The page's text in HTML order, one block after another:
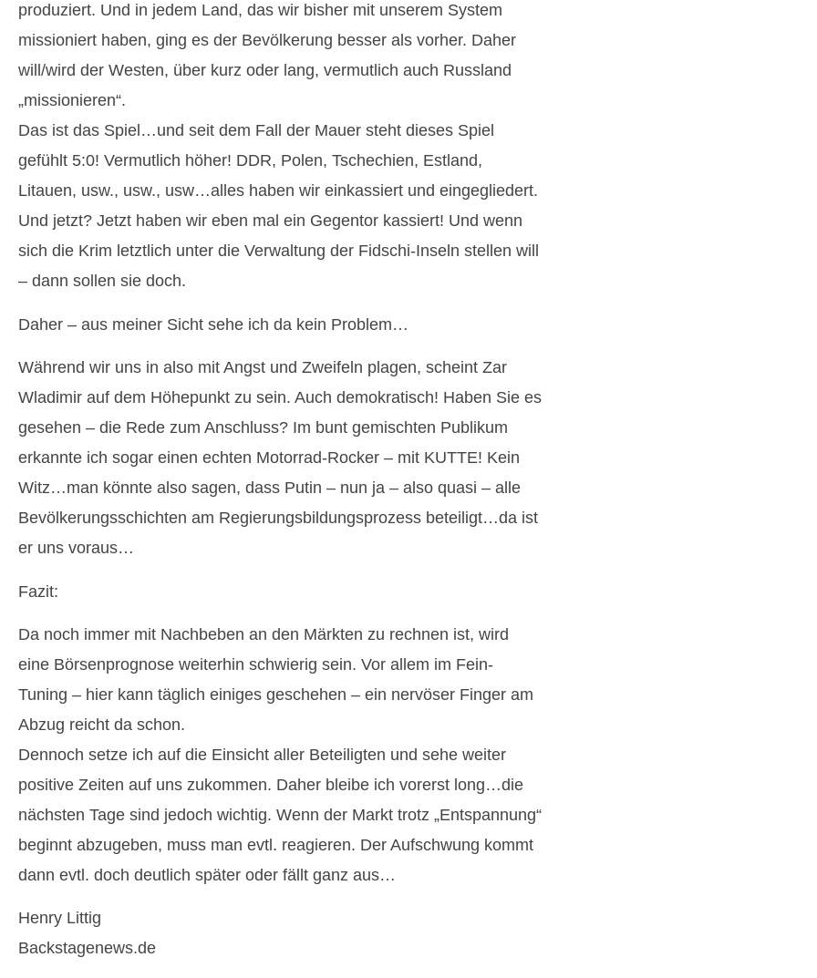
produziert. Und in jedem Land, das wir bisher mit unserem System
missioniert haben, ging es der Bevölkerung besser als vorher. Daher
will/wird der Westen, über kurz oder lang, vermutlich auch Russland
„missionieren“.
Das ist das Spiel…und seit dem Fall der Mauer steht dieses Spiel
gefühlt 5:0! Vermutlich höher! DDR, Polen, Tschechien, Estland,
Litauen, usw., usw., usw…alles haben wir einkassiert und eingegliedert.
Und jetzt? Jetzt haben wir eben mal ein Gegentor kassiert! Und wenn
sich die Krim letztlich unter die Verwaltung der Fidschi-Inseln stellen will
– dann sollen sie doch.
Daher – aus meiner Sicht sehe ich da kein Problem…
Während wir uns in also mit Angst und Zweifeln plagen, scheint Zar
Wladimir auf dem Höhepunkt zu sein. Auch demokratisch! Haben Sie es
gesehen – die Rede zum Anschluss? Im bunt gemischten Publikum
erkannte ich sogar einen echten Motorrad-Rocker – mit KUTTE! Kein
Witz…man könnte also sagen, dass Putin – nun ja – also quasi – alle
Bevölkerungsschichten am Regierungsbildungsprozess beteiligt…da ist
er uns voraus…
Fazit:
Da noch immer mit Nachbeben an den Märkten zu rechnen ist, wird
eine Börsenprognose weiterhin schwierig sein. Vor allem im Fein-
Tuning – hier kann täglich einiges geschehen – ein nervöser Finger am
Abzug reicht da schon.
Dennoch setze ich auf die Einsicht aller Beteiligten und sehe weiter
positive Zeiten auf uns zukommen. Daher bleibe ich vorerst long…die
nächsten Tage sind jedoch wichtig. Wenn der Markt trotz „Entspannung“
beginnt abzugeben, muss man evtl. reagieren. Der Aufschwung kommt
dann evtl. doch deutlich später oder fällt ganz aus…
Henry Littig
Backstagenews.de